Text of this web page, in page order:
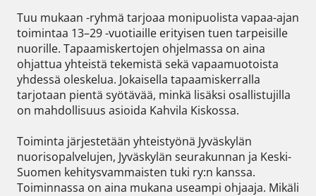
Tuu mukaan -ryhmä tarjoaa monipuolista vapaa-ajan
toimintaa 13–29 -vuotiaille erityisen tuen tarpeisille
nuorille. Tapaamiskertojen ohjelmassa on aina
ohjattua yhteistä tekemistä sekä vapaamuotoista
yhdessä oleskelua. Jokaisella tapaamiskerralla
tarjotaan pientä syötävää, minkä lisäksi osallistujilla
on mahdollisuus asioida Kahvila Kiskossa.
Toiminta järjestetään yhteistyönä Jyväskylän
nuorisopalvelujen, Jyväskylän seurakunnan ja Keski-
Suomen kehitysvammaisten tuki ry:n kanssa.
Toiminnassa on aina mukana useampi ohjaaja. Mikäli